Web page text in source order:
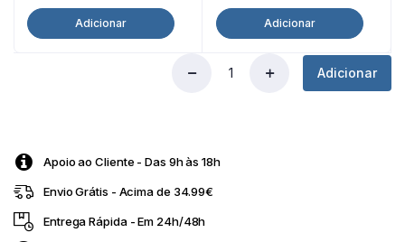
preço
original
preço
Adicionar Adicionar
quantity
Adicionar
Apoio ao Cliente - Das 9h às 18h
Envio Grátis - Acima de 34.99€
Entrega Rápida - Em 24h/48h